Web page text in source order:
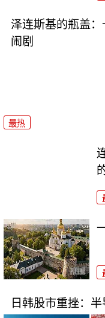
泽连斯基的瓶盖：
闹剧
最热
日韩股市重挫：